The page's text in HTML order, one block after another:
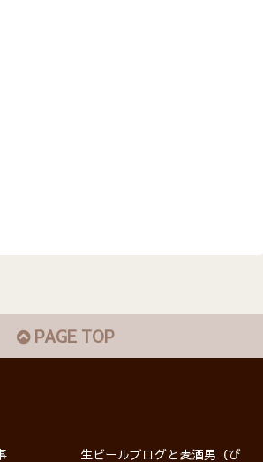
PAGE TOP
生ビールブログと麦酒男（び